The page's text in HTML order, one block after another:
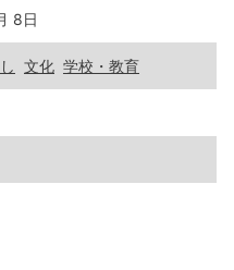
8日
文化 学校・教育